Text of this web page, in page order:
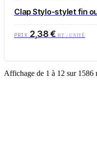
Clap Stylo-stylet fin
PRIX 2,38 €HT / UNITÉ
Affichage de 1 à 12 sur 1586